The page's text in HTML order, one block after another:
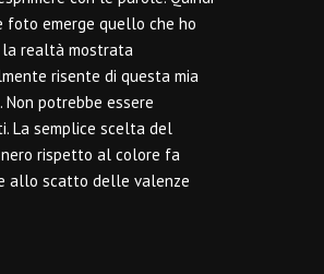
foto emerge quello che ho
realtà mostrata
risente di questa mia
Non potrebbe essere
La semplice scelta del
rispetto al colore fa
allo scatto delle valenze